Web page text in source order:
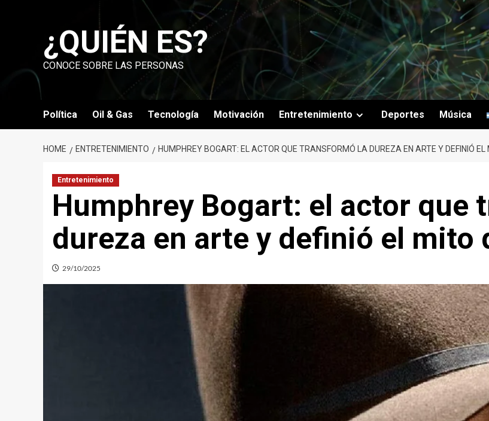
¿QUIÉN ES?
CONOCE SOBRE LAS PERSONAS
Política Oil & Gas Tecnología Motivación Entretenimiento Deportes Música
HOME ENTRETENIMIENTO HUMPHREY BOGART: EL ACTOR QUE TRANSFORMÓ LA DUREZA EN ARTE Y DEFINIÓ EL
Entretenimiento
Humphrey Bogart: el actor que
dureza en arte y definió el mito
29/10/2025